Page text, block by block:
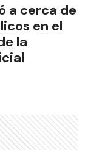
a cerca de
en el
la